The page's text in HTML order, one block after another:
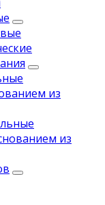
из
из